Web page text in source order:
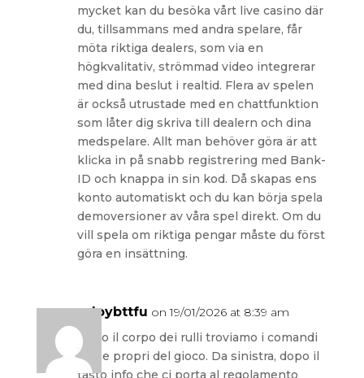
mycket kan du besöka vårt live casino där
du, tillsammans med andra spelare, får
möta riktiga dealers, som via en
högkvalitativ, strömmad video integrerar
med dina beslut i realtid. Flera av spelen
är också utrustade med en chattfunktion
som låter dig skriva till dealern och dina
medspelare. Allt man behöver göra är att
klicka in på snabb registrering med Bank-
ID och knappa in sin kod. Då skapas ens
konto automatiskt och du kan börja spela
demoversioner av våra spel direkt. Om du
vill spela om riktiga pengar måste du först
göra en insättning.
pdoybttfu on 19/01/2026 at 8:39 am
Sotto il corpo dei rulli troviamo i comandi
veri e propri del gioco. Da sinistra, dopo il
tasto info che ci porta al regolamento